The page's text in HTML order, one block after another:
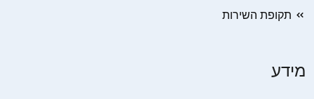
תקופת השירות
מידע